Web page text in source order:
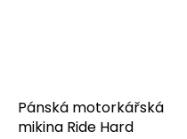
Pánská motorkářská
mikina Ride Hard